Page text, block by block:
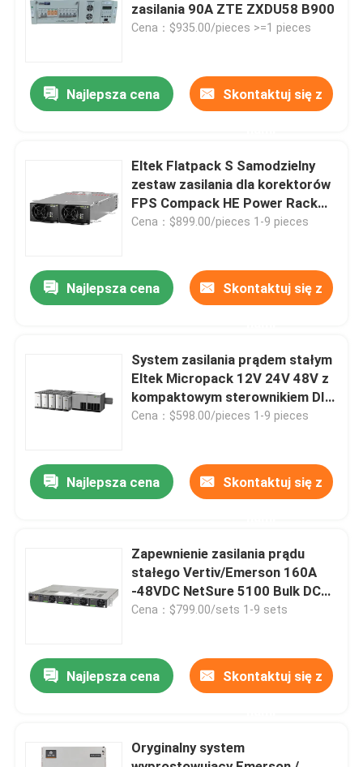
Dom
Filmy
Wycieczka po fabryce
Skontaktuj się z nami
Poprosić o wycenę
Szafa na sprzęt telekomunikacyjny
zasilania 90A ZTE ZXDU58 B900
Cena：$935.00/pieces >=1 pieces
Najlepsza cena Skontaktuj się z
Eltek Flatpack S Samodzielny
zestaw zasilania dla korektorów
FPS Compack HE Power Rack
rozwiązanie zasilania prądem
Cena：$899.00/pieces 1-9 pieces
Najlepsza cena Skontaktuj się z
System zasilania prądem stałym
Eltek Micropack 12V 24V 48V z
kompaktowym sterownikiem DIN
Rail 2 pozycje 241120.901
Cena：$598.00/pieces 1-9 pieces
Najlepsza cena Skontaktuj się z
Zapewnienie zasilania prądu
stałego Vertiv/Emerson 160A
-48VDC NetSure 5100 Bulk DC
Power System (58870530036)
Cena：$799.00/sets 1-9 sets
Najlepsza cena Skontaktuj się z
Oryginalny system